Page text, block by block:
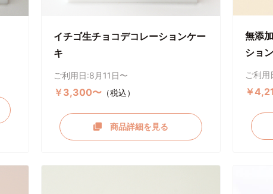
イチゴ生チョコデコレーションケー
キ
ご利用日:8月11日〜
￥3,300〜 （税込）
商品詳細を見る
無添
ション
ご利
￥